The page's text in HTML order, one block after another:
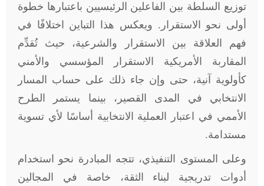
توزيع السلطة بين الفاعلين الرئيسيين باعتبارها خطوة
أولى نحو الاستقرار. ويعكس هذا التباين اختلافًا في
فهم العلاقة بين الاستقرار والشرعية، حيث تُقدِّم
المقاربة الأمريكية الاستقرار المؤسسي والأمني
كأولوية آنية، حتى وإن جاء ذلك على حساب المسار
الانتخابي في المدى القصير، بينما يستمر الطرح
الأممي في اعتبار العملية الانتخابية أساسًا لأي تسوية
مستدامة.
وعلى المستوى التنفيذي، تتجه المبادرة نحو استخدام
أدوات تدريجية لبناء الثقة، خاصة في المجالين